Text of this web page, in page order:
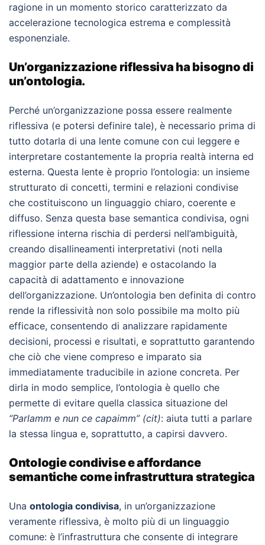
ragione in un momento storico caratterizzato da
accelerazione tecnologica estrema e complessità
esponenziale.
Un’organizzazione riflessiva ha bisogno di
un’ontologia.
Perché un’organizzazione possa essere realmente
riflessiva (e potersi definire tale), è necessario prima di
tutto dotarla di una lente comune con cui leggere e
interpretare costantemente la propria realtà interna ed
esterna. Questa lente è proprio l’ontologia: un insieme
strutturato di concetti, termini e relazioni condivise
che costituiscono un linguaggio chiaro, coerente e
diffuso. Senza questa base semantica condivisa, ogni
riflessione interna rischia di perdersi nell’ambiguità,
creando disallineamenti interpretativi (noti nella
maggior parte della aziende) e ostacolando la
capacità di adattamento e innovazione
dell’organizzazione. Un’ontologia ben definita di contro
rende la riflessività non solo possibile ma molto più
efficace, consentendo di analizzare rapidamente
decisioni, processi e risultati, e soprattutto garantendo
che ciò che viene compreso e imparato sia
immediatamente traducibile in azione concreta. Per
dirla in modo semplice, l’ontologia è quello che
permette di evitare quella classica situazione del
“Parlamm e nun ce capaimm” (cit): aiuta tutti a parlare
la stessa lingua e, soprattutto, a capirsi davvero.
Ontologie condivise e affordance
semantiche come infrastruttura strategica
Una ontologia condivisa, in un’organizzazione
veramente riflessiva, è molto più di un linguaggio
comune: è l’infrastruttura che consente di integrare